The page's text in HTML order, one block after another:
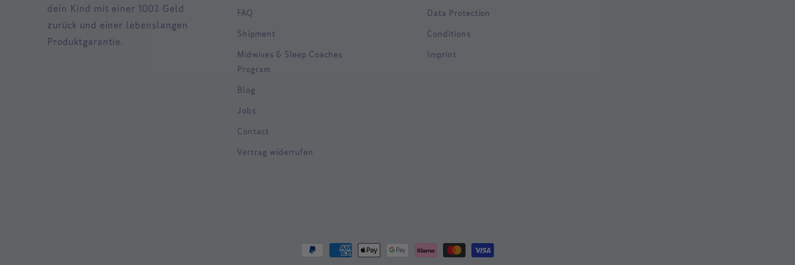
dein Kind mit einer 100% Geld
zurück und einer lebenslangen
Produktgarantie.
FAQ
Shipment
Midwives & Sleep Coaches
Program
Blog
Jobs
Contact
Vertrag widerrufen
Data Protection
Conditions
Imprint
Payment